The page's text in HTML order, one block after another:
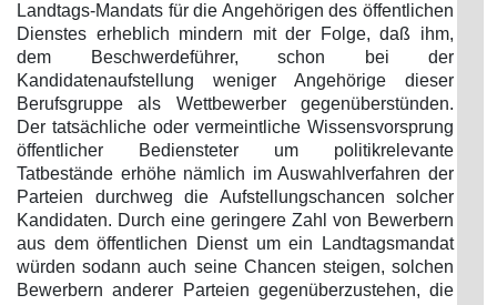
Landtags-Mandats für die Angehörigen des öffentlichen
Dienstes erheblich mindern mit der Folge, daß ihm,
dem Beschwerdeführer, schon bei der
Kandidatenaufstellung weniger Angehörige dieser
Berufsgruppe als Wettbewerber gegenüberstünden.
Der tatsächliche oder vermeintliche Wissensvorsprung
öffentlicher Bediensteter um politikrelevante
Tatbestände erhöhe nämlich im Auswahlverfahren der
Parteien durchweg die Aufstellungschancen solcher
Kandidaten. Durch eine geringere Zahl von Bewerbern
aus dem öffentlichen Dienst um ein Landtagsmandat
würden sodann auch seine Chancen steigen, solchen
Bewerbern anderer Parteien gegenüberzustehen, die